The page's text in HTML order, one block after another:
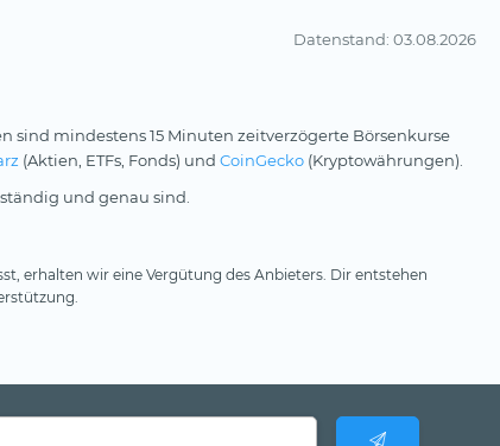
Datenstand: 03.08.2026
sind mindestens 15 Minuten zeitverzögerte Börsenkurse
(Aktien, ETFs, Fonds) und CoinGecko (Kryptowährungen).
und genau sind.
erhalten wir eine Vergütung des Anbieters. Dir entstehen